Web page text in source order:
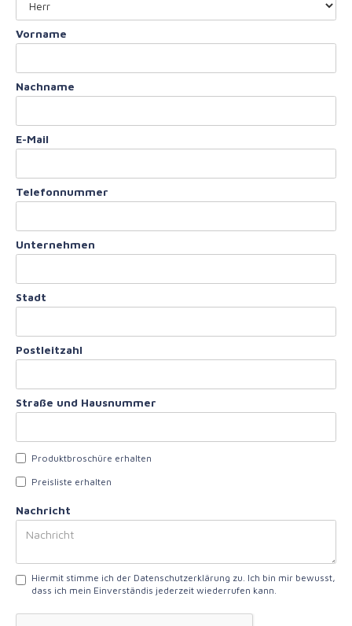
Vorname
Nachname
E-Mail
Telefonnummer
Unternehmen
Stadt
Postleitzahl
Straße und Hausnummer
Produktbroschüre erhalten
Preisliste erhalten
Nachricht
Hiermit stimme ich der Datenschutzerklärung zu. Ich bin mir bewusst,
dass ich mein Einverständis jederzeit wiederrufen kann.